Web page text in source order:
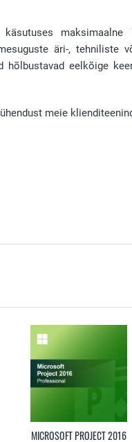
äri-, tehniliste
eelkõige
meie
MICROSOFT PROJECT 2016